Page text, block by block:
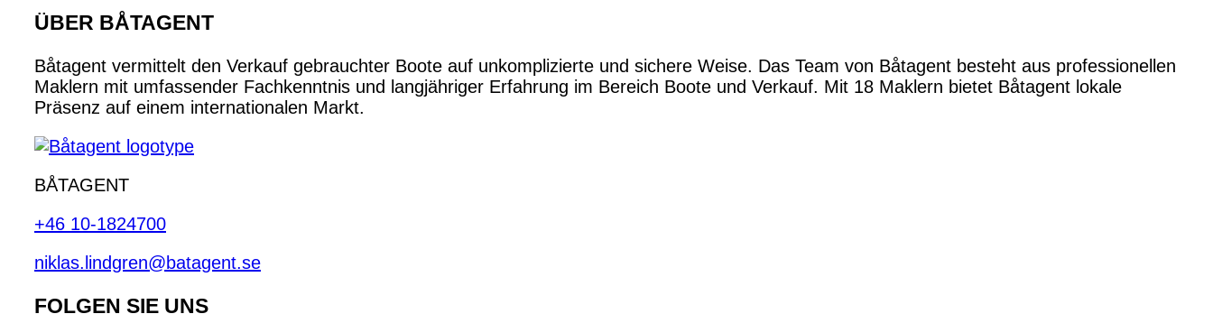
ÜBER BÅTAGENT
Båtagent vermittelt den Verkauf gebrauchter Boote auf unkomplizierte und sichere Weise. Das Team von Båtagent besteht aus professionellen
Maklern mit umfassender Fachkenntnis und langjähriger Erfahrung im Bereich Boote und Verkauf. Mit 18 Maklern bietet Båtagent lokale
Präsenz auf einem internationalen Markt.
BÅTAGENT
+46 10-1824700
niklas.lindgren@batagent.se
FOLGEN SIE UNS